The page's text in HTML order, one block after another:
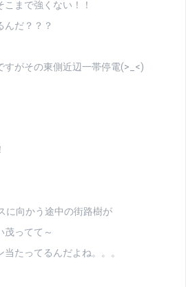
まで強くない！！
んだ？？？
すがその東側近辺一帯停電(>_<)
に向かう途中の街路樹が
茂ってて～
たってるんだよね。。。